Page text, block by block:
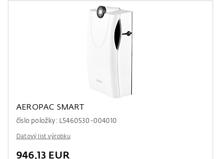
AEROPAC SMART
číslo položky: L5460530-004010
Datový list výrobku
946,13 EUR